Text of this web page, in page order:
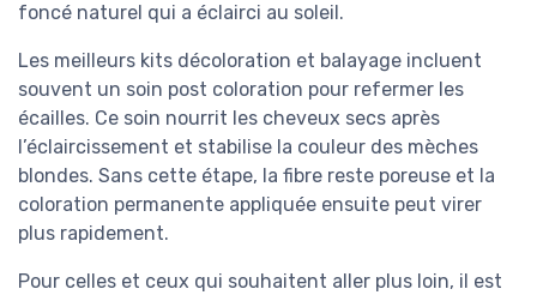
foncé naturel qui a éclairci au soleil.
Les meilleurs kits décoloration et balayage incluent
souvent un soin post coloration pour refermer les
écailles. Ce soin nourrit les cheveux secs après
l’éclaircissement et stabilise la couleur des mèches
blondes. Sans cette étape, la fibre reste poreuse et la
coloration permanente appliquée ensuite peut virer
plus rapidement.
Pour celles et ceux qui souhaitent aller plus loin, il est